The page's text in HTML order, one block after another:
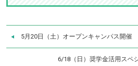
5月20日（土）オープンキャンパス開催
6/18（日）奨学金活用スペ